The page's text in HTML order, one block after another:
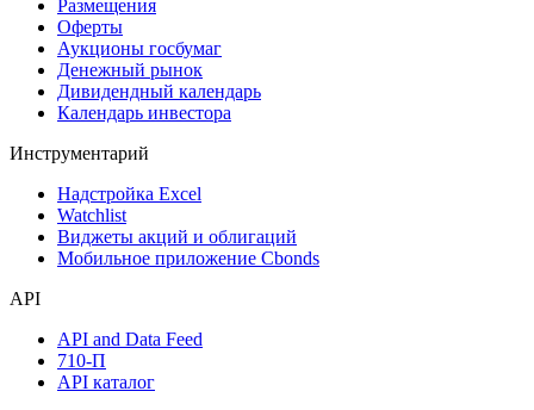
Размещения
Оферты
Аукционы госбумаг
Денежный рынок
Дивидендный календарь
Календарь инвестора
Инструментарий
Надстройка Excel
Watchlist
Виджеты акций и облигаций
Мобильное приложение Cbonds
API
API and Data Feed
710-П
API каталог